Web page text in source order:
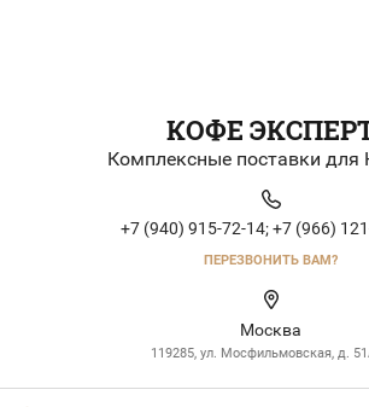
КОФЕ
Комплексные поставки для
+7 (940) 915-72-14; +7 (966)
ПЕРЕЗВОНИТЬ ВАМ?
Москва
119285, ул. Мосфильмовская, д.